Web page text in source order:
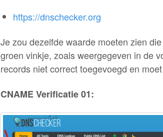
https://dnschecker.org
Je zou dezelfde waarde moeten zien
groen vinkje, zoals weergegeven in de
records niet correct toegevoegd en
CNAME Verificatie 01: